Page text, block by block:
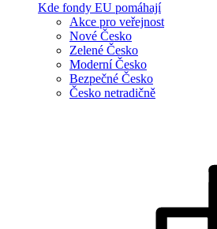
Kde fondy EU pomáhají
Akce pro veřejnost
Nové Česko
Zelené Česko
Moderní Česko
Bezpečné Česko
Česko netradičně